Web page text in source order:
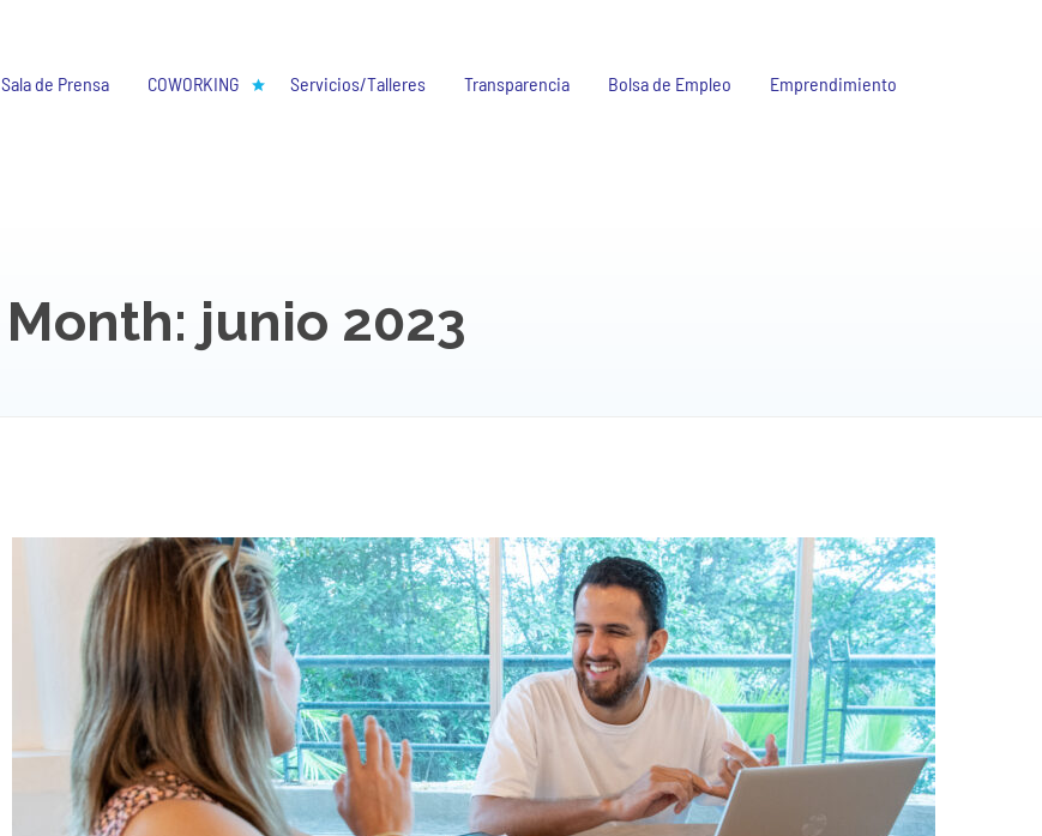
Sala de Prensa COWORKING Servicios/Talleres Transparencia Bolsa de Empleo Emprendimiento
Month: junio 2023